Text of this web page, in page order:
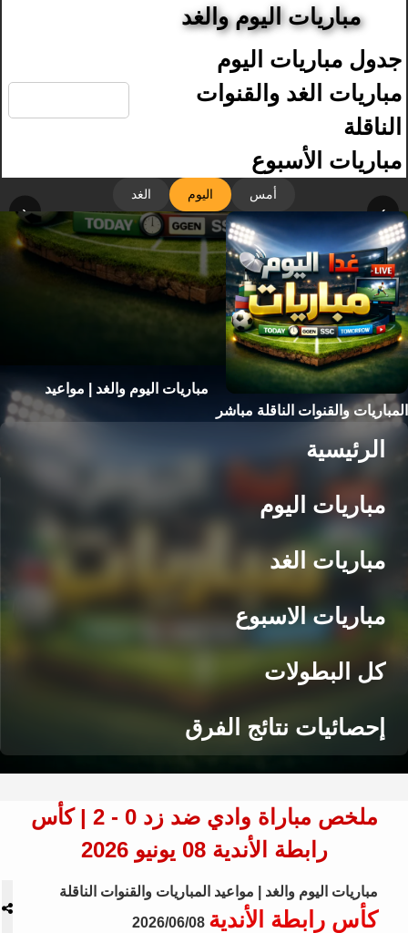
مباريات اليوم والغد
جدول مباريات اليوم
مباريات الغد والقنوات
الناقلة
مباريات الأسبوع
أمس اليوم الغد
‹ ›
مباريات اليوم والغد | مواعيد
المباريات والقنوات الناقلة مباشر
الرئيسية
مباريات اليوم
مباريات الغد
مباريات الاسبوع
كل البطولات
إحصائيات نتائج الفرق
ملخص مباراة وادي ضد زد 0 - 2 | كأس
رابطة الأندية 08 يونيو 2026
مباريات اليوم والغد | مواعيد المباريات والقنوات الناقلة
كأس رابطة الأندية 2026/06/08